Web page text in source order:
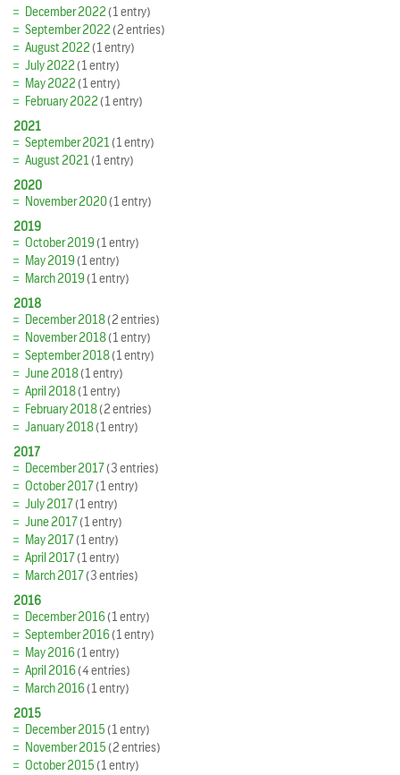
December 2022(1 entry)
September 2022(2 entries)
August 2022(1 entry)
July 2022(1 entry)
May 2022(1 entry)
February 2022(1 entry)
2021
September 2021(1 entry)
August 2021(1 entry)
2020
November 2020(1 entry)
2019
October 2019(1 entry)
May 2019(1 entry)
March 2019(1 entry)
2018
December 2018(2 entries)
November 2018(1 entry)
September 2018(1 entry)
June 2018(1 entry)
April 2018(1 entry)
February 2018(2 entries)
January 2018(1 entry)
2017
December 2017(3 entries)
October 2017(1 entry)
July 2017(1 entry)
June 2017(1 entry)
May 2017(1 entry)
April 2017(1 entry)
March 2017(3 entries)
2016
December 2016(1 entry)
September 2016(1 entry)
May 2016(1 entry)
April 2016(4 entries)
March 2016(1 entry)
2015
December 2015(1 entry)
November 2015(2 entries)
October 2015(1 entry)